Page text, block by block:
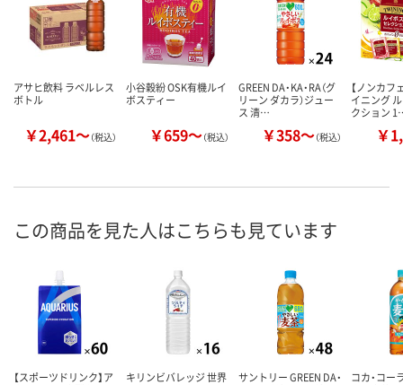
アサヒ飲料 ラベルレス
ボトル
￥2,461～（税込）
小谷穀紛 OSK有機ルイ
ボスティー
￥659～（税込）
GREEN DA・KA・RA（グ
リーン ダカラ）ジュー
ス 清…
￥358～（税込）
【ノンカフ
イニング
クション
￥
この商品を見た人はこちらも見ています
【スポーツドリンク】ア
キリンビバレッジ 世界
サントリー GREEN DA・
コカ・コー